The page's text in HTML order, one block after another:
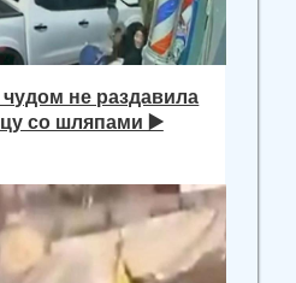
не раздавила
со шляпами ▶️